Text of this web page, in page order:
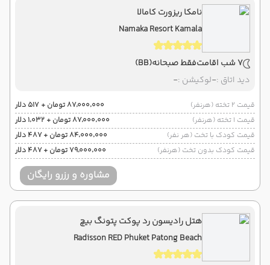
نامکا ریزورت کامالا
Namaka Resort Kamala
7 شب اقامت فقط صبحانه(BB)
دید اتاق :-لوکیشن :-
قیمت 2 تخته (هرنفر)
۸۷٬۰۰۰٬۰۰۰ تومان + ۵۱۷ دلار
قیمت 1 تخته (هرنفر)
۸۷٬۰۰۰٬۰۰۰ تومان + ۱٬۰۳۲ دلار
قیمت کودک با تخت (هر نفر)
۸۴٬۰۰۰٬۰۰۰ تومان + ۴۸۷ دلار
قیمت کودک بدون تخت (هرنفر)
۷۹٬۰۰۰٬۰۰۰ تومان + ۴۸۷ دلار
مشاوره و رزرو رایگان
هتل رادیسون رد پوکت پتونگ بیچ
Radisson RED Phuket Patong Beach